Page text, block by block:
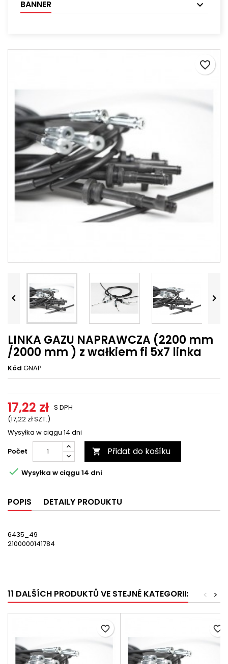
BANNER
favorite_border
 
 
LINKA GAZU NAPRAWCZA (2200 mm
/2000 mm ) z wałkiem fi 5x7 linka
Kód GNAP
17,22 zł
(17,22 zł SZT.)
S DPH
Wysyłka w ciągu 14 dni
Počet
 Přidat do košíku
 Wysyłka w ciągu 14 dni
POPIS DETAILY PRODUKTU
6435_49
2100000141784
11 DALŠÍCH PRODUKTŮ VE STEJNÉ KATEGORII: >
<
favorite_border favorite_border